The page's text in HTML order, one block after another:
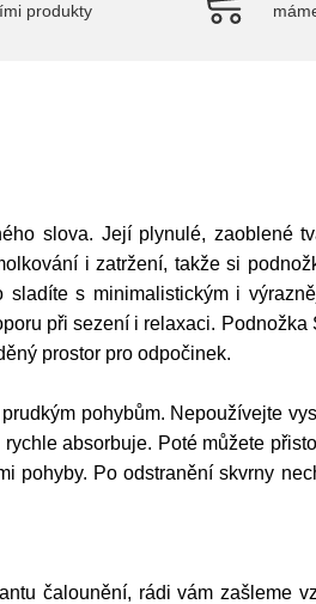
produkty
slova. Její plynulé, zaoblené
i zatržení, takže si
s minimalistickým i
při sezení i relaxaci.
prostor pro odpočinek.
pohybům. Nepoužívejte
absorbuje. Poté můžete
pohyby. Po odstranění skvrny
čalounění, rádi vám zašleme